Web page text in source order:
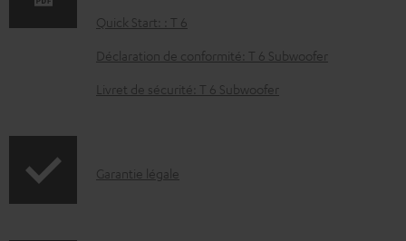
e
n
t
é
Quick Start: : T 6
Déclaration de conformité: T 6 Subwoofer
Livret de sécurité: T 6 Subwoofer
IGarantie légale